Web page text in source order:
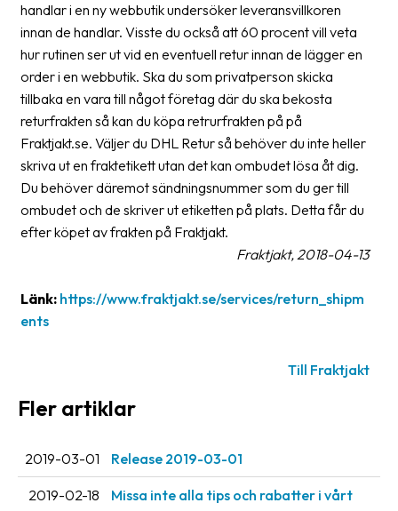
Nedladdningar
Streckkodsläsare
Kundtjänst
Om
företaget
Om
Fraktjakt
Pressrum
oss
Villkor
handlar i en ny webbutik undersöker leveransvillkoren
innan de handlar. Visste du också att 60 procent vill veta
hur rutinen ser ut vid en eventuell retur innan de lägger en
order i en webbutik. Ska du som privatperson skicka
tillbaka en vara till något företag där du ska bekosta
returfrakten så kan du köpa retrurfrakten på på
Fraktjakt.se. Väljer du DHL Retur så behöver du inte heller
skriva ut en fraktetikett utan det kan ombudet lösa åt dig.
Du behöver däremot sändningsnummer som du ger till
ombudet och de skriver ut etiketten på plats. Detta får du
efter köpet av frakten på Fraktjakt.
Fraktjakt, 2018-04-13
Länk: https://www.fraktjakt.se/services/return_shipm
ents
Till Fraktjakt
Fler artiklar
2019-03-01 Release 2019-03-01
2019-02-18
Missa inte alla tips och rabatter i vårt